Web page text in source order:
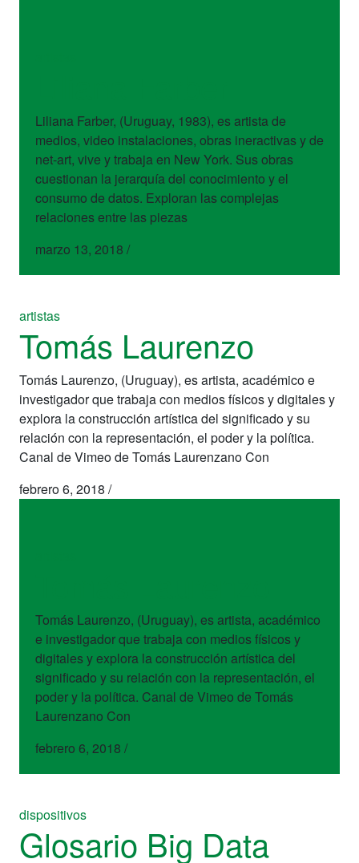
Liliana Farber, (Uruguay, 1983), es artista de
medios, video instalaciones, obras ineractivas y de
net-art, vive y trabaja en New York. Sus obras
cuestionan la jerarquía del conocimiento y el
consumo de datos. Exploran las complejas
relaciones entre las piezas
marzo 13, 2018 /
artistas
Tomás Laurenzo
Tomás Laurenzo, (Uruguay), es artista, académico e
investigador que trabaja con medios físicos y digitales y
explora la construcción artística del significado y su
relación con la representación, el poder y la política.
Canal de Vimeo de Tomás Laurenzano Con
febrero 6, 2018 /
Tomás Laurenzo, (Uruguay), es artista, académico
e investigador que trabaja con medios físicos y
digitales y explora la construcción artística del
significado y su relación con la representación, el
poder y la política. Canal de Vimeo de Tomás
Laurenzano Con
febrero 6, 2018 /
dispositivos
Glosario Big Data